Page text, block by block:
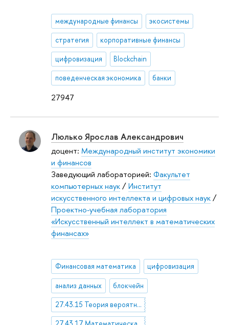
27947
международные финансы экосистемы
стратегия корпоративные финансы
цифровизация Blockchain
поведенческая экономика банки
Люлько Ярослав Александрович
доцент: Международный институт экономики
и финансов
Заведующий лабораторией: Факультет
компьютерных наук/Институт
искусственного интеллекта и цифровых наук/
Проектно-учебная лаборатория
«Искусственный интеллект в математических
финансах»
Финансовая математика цифровизация
анализ данных блокчейн
27.43.15 Теория вероятностей и случайные процессы